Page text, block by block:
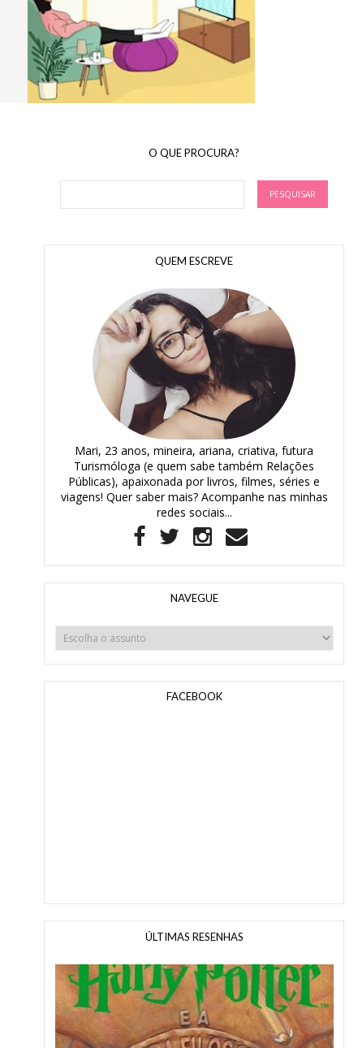
O QUE PROCURA?
QUEM ESCREVE
Mari, 23 anos, mineira, ariana, criativa, futura
Turismóloga (e quem sabe também Relações
Públicas), apaixonada por livros, filmes, séries e
viagens! Quer saber mais? Acompanhe nas minhas
redes sociais...
NAVEGUE
FACEBOOK
ÚLTIMAS RESENHAS